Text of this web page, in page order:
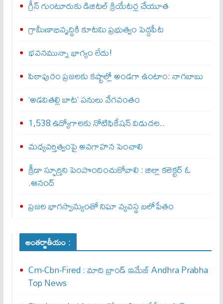
గ్రీన్ గుంటూరుకు డిజిటల్ క్రియేటర్ల చేయూత
గ్రామీణాభివృద్ధికి కూటమి ప్రభుత్వం పెద్దపీట
భవనమున్నా భాగ్యం లేదు!
పిఠాపురం ప్రజలకు కష్టాల్లో అండగా ఉంటాం: నాగబాబు
‘అడవితల్లి బాట’ పనులు వేగవంతం
1,538 ఉద్యోగాలకు నోటిఫికేషన్ విడుదల..
మధ్యవర్తిత్వంపై అవగాహన పెంచాలి
క్రీడా స్ఫూర్తిని పెంపొందించుకోవాలి : జిల్లా కలెక్టర్ ఓ
.ఆనంద్
ప్రజల భాగస్వామ్యంతో నిఘా వ్యవస్థ బలోపేతం
అంతర్జాతీయం :
Cm-Cbn-Fired : మాది బ్రాండ్ ఇమేజ్ Andhra Prabha
Top News